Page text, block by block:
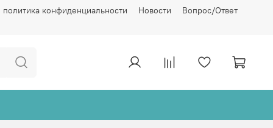
конфиденциальности Новости Вопрос/Ответ